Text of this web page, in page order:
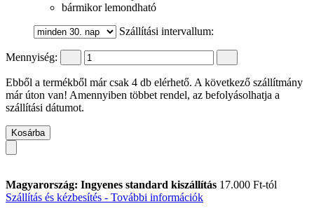
bármikor lemondható
Szállítási intervallum:
Mennyiség:
Ebből a termékből már csak 4 db elérhető. A következő szállítmány
már úton van! Amennyiben többet rendel, az befolyásolhatja a
szállítási dátumot.
Kosárba
Magyarország: Ingyenes standard kiszállítás 17.000 Ft-tól
Szállítás és kézbesítés - További információk